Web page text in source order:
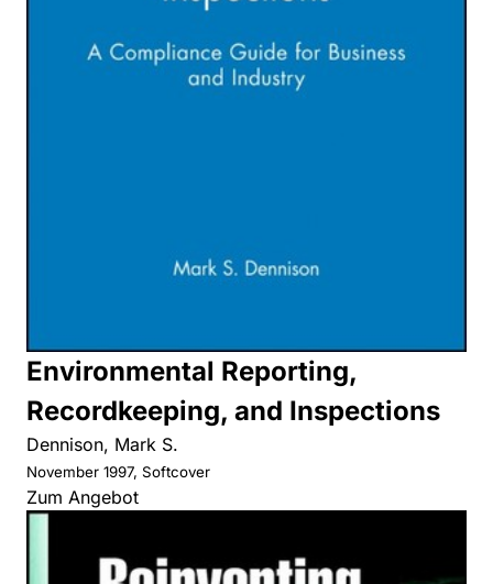
Environmental Reporting,
Recordkeeping, and Inspections
Dennison, Mark S.
November 1997, Softcover
Zum Angebot